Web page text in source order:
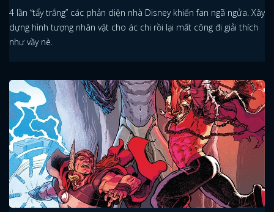
4 lần “tẩy trắng” các phản diện nhà Disney khiến fan ngã ngửa. Xây
dựng hình tượng nhân vật cho ác chi rồi lại mất công đi giải thích
như vầy nè.